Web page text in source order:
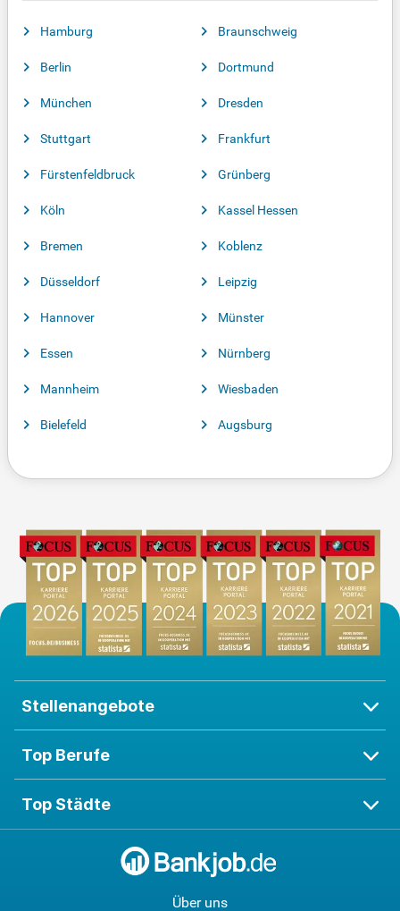
Hamburg
Berlin
München
Stuttgart
Fürstenfeldbruck
Köln
Bremen
Düsseldorf
Hannover
Essen
Mannheim
Bielefeld
Braunschweig
Dortmund
Dresden
Frankfurt
Grünberg
Kassel Hessen
Koblenz
Leipzig
Münster
Nürnberg
Wiesbaden
Augsburg
Stellenangebote
Top Berufe
Top Städte
Über uns